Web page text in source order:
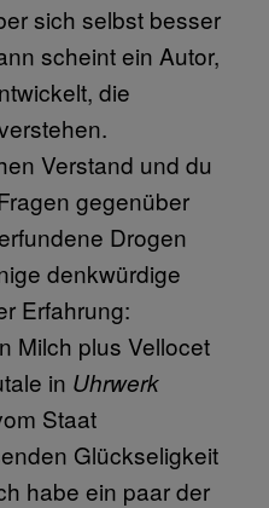
sich selbst besser
scheint ein Autor,
die
Verstand und du
gegenüber
Drogen
denkwürdige
Erfahrung:
Milch plus Vellocet
in Uhrwerk
Staat
Glückseligkeit
habe ein paar der